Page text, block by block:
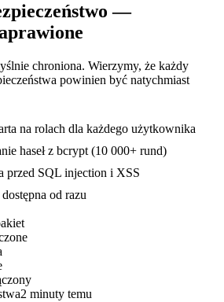
—
chroniona. Wierzymy, że każdy
powinien być natychmiast
na rolach dla każdego użytkownika
haseł z bcrypt (10 000+ rund)
przed SQL injection i XSS
od razu
2 minuty temu